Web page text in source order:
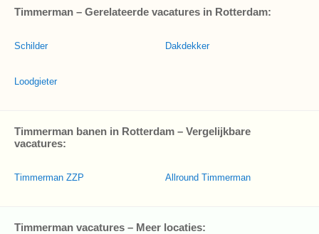
Timmerman – Gerelateerde vacatures in Rotterdam:
Schilder
Loodgieter
Dakdekker
Timmerman banen in Rotterdam – Vergelijkbare
vacatures:
Timmerman ZZP Allround Timmerman
Timmerman vacatures – Meer locaties: